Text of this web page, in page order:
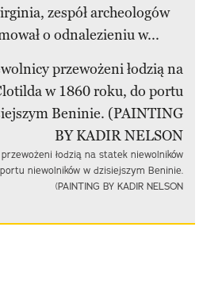
zespół archeologów
o odnalezieniu w...
łodzią na statek niewolników
niewolników w dzisiejszym Beninie.
(PAINTING BY KADIR NELSON